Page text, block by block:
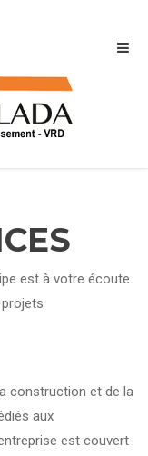
est à votre écoute
construction et de la
aux
est couvert